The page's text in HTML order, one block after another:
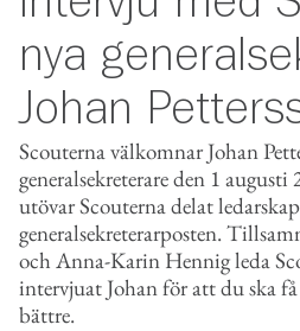
nya
Johan
Scouterna välkomnar Johan
generalsekreterare den 1
utövar Scouterna delat
generalsekreterarposten.
och Anna-Karin Hennig leda
intervjuat Johan för att du ska
bättre.